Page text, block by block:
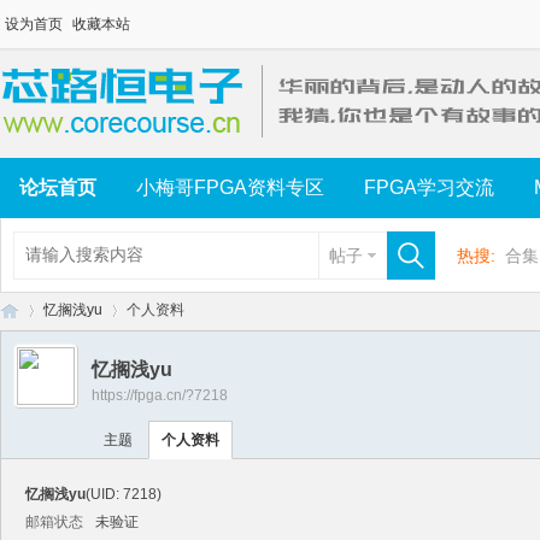
设为首页 收藏本站
论坛首页 小梅哥FPGA资料专区 FPGA学习交流
帖子 热搜: 合集
›
忆搁浅yu 个人资料
忆搁浅yu
https://fpga.cn/?7218
主题 个人资料
忆搁浅yu(UID: 7218)
邮箱状态
未验证